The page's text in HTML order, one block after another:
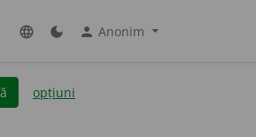
language dark_mode person Anonim
opțiuni